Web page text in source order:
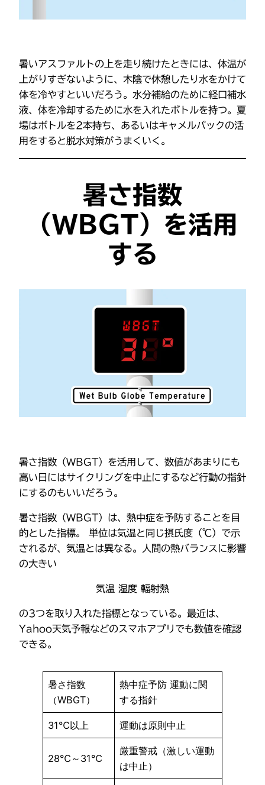
暑いアスファルトの上を走り続けたときには、体温が
上がりすぎないように、木陰で休憩したり水をかけて
体を冷やすといいだろう。水分補給のために経口補水
液、体を冷却するために水を入れたボトルを持つ。夏
場はボトルを2本持ち、あるいはキャメルバックの活
用をすると脱水対策がうまくいく。
暑さ指数
（WBGT）を活用
する
暑さ指数（WBGT）を活用して、数値があまりにも
高い日にはサイクリングを中止にするなど行動の指針
にするのもいいだろう。
暑さ指数（WBGT）は、熱中症を予防することを目
的とした指標。 単位は気温と同じ摂氏度（℃）で示
されるが、気温とは異なる。人間の熱バランスに影響
の大きい
気温 湿度 輻射熱
の3つを取り入れた指標となっている。最近は、
Yahoo天気予報などのスマホアプリでも数値を確認
できる。
暑さ指数
（WBGT）
熱中症予防 運動に関
する指針
31℃以上 運動は原則中止
28℃～31℃
厳重警戒（激しい運動
は中止）